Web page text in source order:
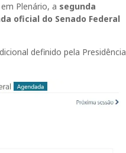
Plenário, a segunda
oficial do Senado Federal
definido pela Presidência